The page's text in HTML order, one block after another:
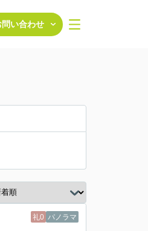
問い合わせ
礼0 パノラマ